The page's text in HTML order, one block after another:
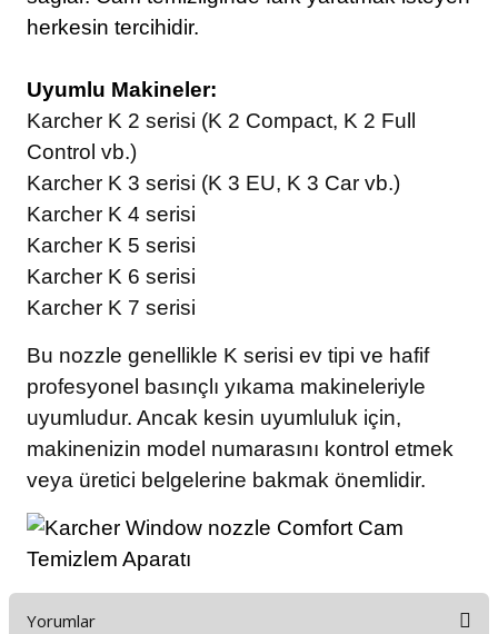
herkesin tercihidir.
Uyumlu Makineler:
Karcher K 2 serisi (K 2 Compact, K 2 Full
Control vb.)
Karcher K 3 serisi (K 3 EU, K 3 Car vb.)
Karcher K 4 serisi
Karcher K 5 serisi
Karcher K 6 serisi
Karcher K 7 serisi
Bu nozzle genellikle K serisi ev tipi ve hafif
profesyonel basınçlı yıkama makineleriyle
uyumludur. Ancak kesin uyumluluk için,
makinenizin model numarasını kontrol etmek
veya üretici belgelerine bakmak önemlidir.
Yorumlar